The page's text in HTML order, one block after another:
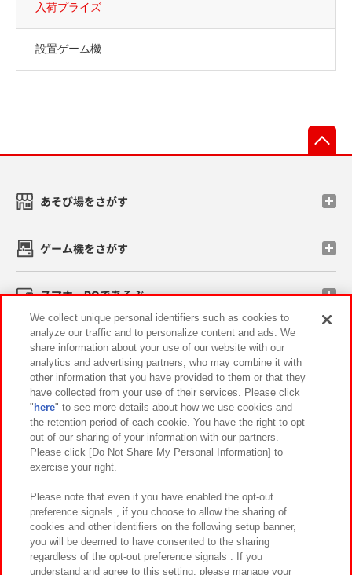
入荷プライズ
設置ゲーム機
あそび場をさがす
ゲーム機をさがす
スマホ・PCであそぶ
イベント・キャンペーン
関連会社 サステナビリティ サイトポリシー
プライバシーポリシー ウェブアクセシビリティ方針と検証結果
お取引先さまとともに
カスタマーハラスメント対応方針 よくあるご質問・お問い合わせ
We collect unique personal identifiers such as cookies to
analyze our traffic and to personalize content and ads. We
share information about your use of our website with our
analytics and advertising partners, who may combine it with
other information that you have provided to them or that they
have collected from your use of their services. Please click
" here" to see more details about how we use cookies and
the retention period of each cookie. You have the right to opt
out of our sharing of your information with our partners.
Please click [Do Not Share My Personal Information] to
exercise your right.
Please note that even if you have enabled the opt-out
preference signals , if you choose to allow the sharing of
cookies and other identifiers on the following setup banner,
you will be deemed to have consented to the sharing
regardless of the opt-out preference signals . If you
understand and agree to this setting, please manage your